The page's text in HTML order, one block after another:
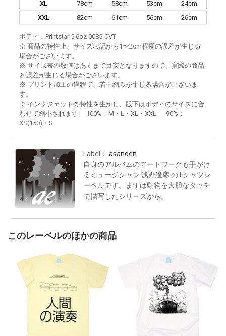
XL 78cm 58cm 53cm
24cm
XXL
82cm 61cm 56cm 26cm
ボディ：Printstar 5.6oz 0085-CVT
※ 商品の特性上、サイズ表記から1〜2cm程度の誤差が生じる
場合がございます。
※ サイズ表の数値はあくまで目安となりますので、実際の商品
と誤差が生じる場合がございます。
※ プリント加工の過程で、若干縮みが生じる場合がございま
す。
※ インクジェットの特性を生かし、版下はボディのサイズに合
わせて縮小されます。 100%：M・L・XL・XXL ｜ 90%：
XS(150)・S
Label： asanoen
自身のアルバムのアートワークも手がけ
るミュージシャン 浅野達彦 のTシャツレ
ーベルです。まずは動物を大胆なタッチ
で描写したシリーズから。
このレーベルのほかの商品